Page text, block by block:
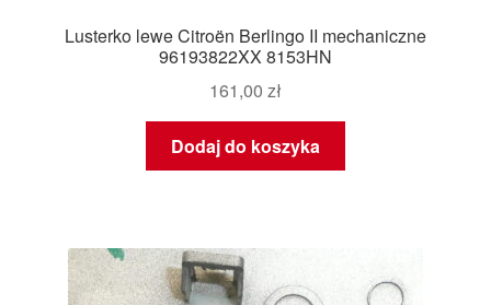
Lusterko lewe Citroën Berlingo II mechaniczne
96193822XX 8153HN
161,00 zł
Dodaj do koszyka